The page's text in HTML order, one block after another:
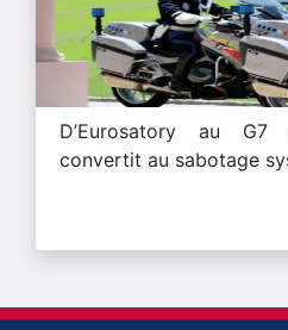
D’Eurosatory au G7
convertit au sabotage